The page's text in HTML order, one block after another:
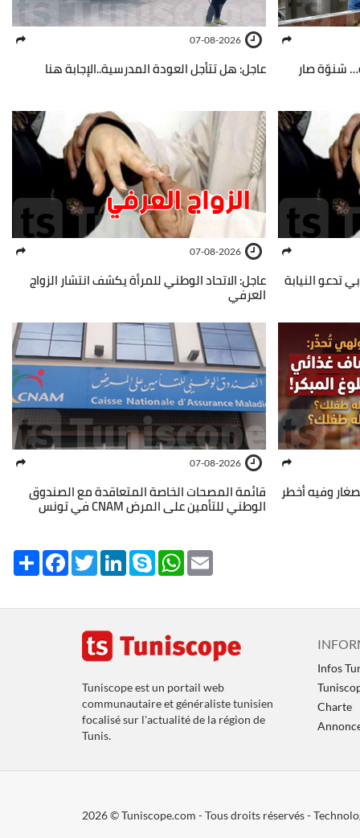
شنوّة صار
07-08-2026
عاجل: هل تتأجل العودة المدرسية..الإجابة هنا
تدعو النيابة
07-08-2026
عاجل: الاتحاد الوطني للمرأة يكشف انتشار الزواج
العرفي
وفيه أخطر
07-08-2026
قائمة المصحات الخاصة المتعاقدة مع الصندوق
الوطني للتأمين على المرض CNAM في تونس
Share FacebookTwitterLinkedInSkype WhatsApp
Tuniscope est un portail web
communautaire et généraliste tunisien
focalisé sur l'actualité de la région de
Tunis.
Infos
Charte
2026 © Tuniscope.com - Tous droits réservés -